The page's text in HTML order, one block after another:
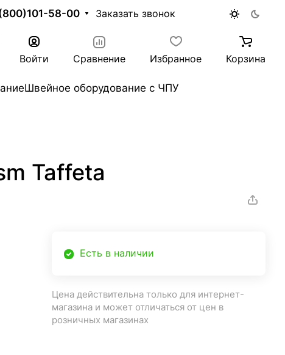
58-00 Заказать звонок
Войти Сравнение Избранное Корзина
Швейное оборудование с ЧПУ
Taffeta
Есть в наличии
Цена действительна только для интернет-
магазина и может отличаться от цен в
розничных магазинах